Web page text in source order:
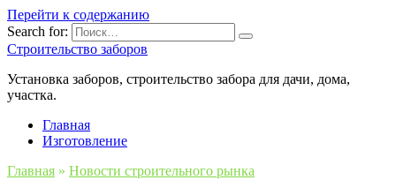
Перейти к содержанию
Search for:
Строительство заборов
Установка заборов, строительство забора для дачи, дома,
участка.
Главная
Изготовление
Главная » Новости строительного рынка